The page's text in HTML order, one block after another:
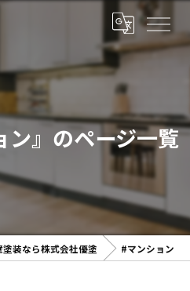
ン』のページ一覧
装なら株式会社優塗 #マンション